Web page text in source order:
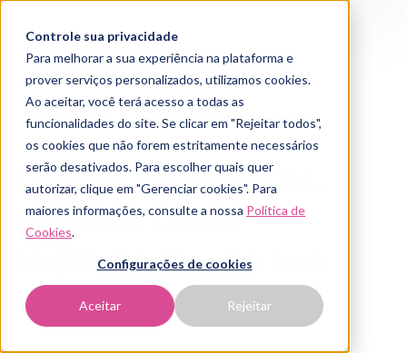
Controle sua privacidade
Para melhorar a sua experiência na plataforma e
prover serviços personalizados, utilizamos cookies.
Ao aceitar, você terá acesso a todas as
funcionalidades do site. Se clicar em "Rejeitar todos",
os cookies que não forem estritamente necessários
serão desativados. Para escolher quais quer
autorizar, clique em "Gerenciar cookies". Para
maiores informações, consulte a nossa Política de
Cookies.
Configurações de cookies
Aceitar Rejeitar
Gestão de serviços:
aprenda como
implementar na sua
operação?